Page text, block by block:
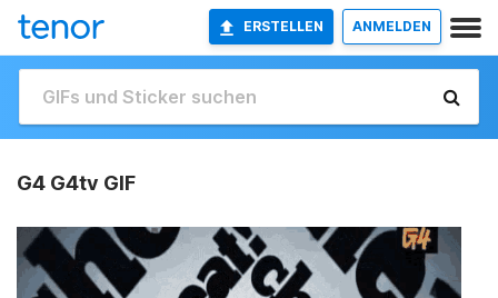
ERSTELLEN ANMELDEN
G4 G4tv GIF